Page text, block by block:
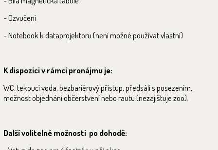
-Ozvučení
-Notebook k dataprojektoru (není možné používat vlastní)
K dispozici v rámci pronájmu je:
WC, tekoucí voda, bezbariérový přístup, předsálí s posezením,
možnost objednání občerstvení nebo rautu (nezajištuje zoo).
Další volitelné možnosti po dohodě: